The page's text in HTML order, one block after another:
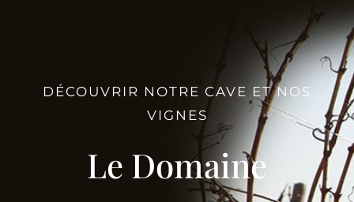
DÉCOUVRIR NOTRE CAVE ET NOS
VIGNES
Le Domaine